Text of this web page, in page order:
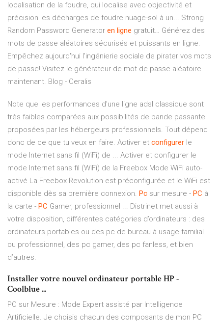
localisation de la foudre, qui localise avec objectivité et
précision les décharges de foudre nuage-sol à un... Strong
Random Password Generator en ligne gratuit… Générez des
mots de passe aléatoires sécurisés et puissants en ligne.
Empêchez aujourd'hui l'ingénierie sociale de pirater vos mots
de passe! Visitez le générateur de mot de passe aléatoire
maintenant. Blog - Ceralis
Note que les performances d'une ligne adsl classique sont
très faibles comparées aux possibilités de bande passante
proposées par les hébergeurs professionnels. Tout dépend
donc de ce que tu veux en faire. Activer et configurer le
mode Internet sans fil (WiFi) de ... Activer et configurer le
mode Internet sans fil (WiFi) de la Freebox Mode WiFi auto-
activé La Freebox Revolution est préconfigurée et le WiFi est
disponible dès sa première connexion. Pc sur mesure - PC à
la carte - PC Gamer, professionnel ... Distrinet met aussi à
votre disposition, différentes catégories d’ordinateurs : des
ordinateurs portables ou des pc de bureau à usage familial
ou professionnel, des pc gamer, des pc fanless, et bien
d’autres.
Installer votre nouvel ordinateur portable HP -
Coolblue ...
PC sur Mesure : Mode Expert assisté par Intelligence
Artificielle. Je choisis chacun des composants de mon PC